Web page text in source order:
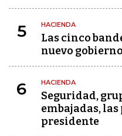
5 HACIENDA
Las cinco
nuevo
6 HACIENDA
Seguridad,
embajadas,
presidente